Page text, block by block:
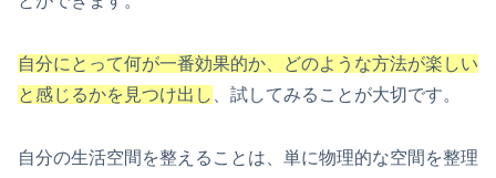
自分にとって何が一番効果的か、どのような方法が楽しい
と感じるかを見つけ出し
、試してみることが大切です。
自分の生活空間を整えることは、単に物理的な空間を整理